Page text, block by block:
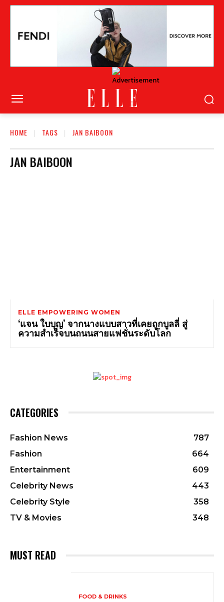
HOME TAGS JAN BAIBOON
JAN BAIBOON
ELLE EMPOWERING WOMEN
‘แจน ใบบุญ’ จากนางแบบสาวที่เคยถูกบูลลี่ สู่
ความสำเร็จบนถนนสายแฟชั่นระดับโลก
CATEGORIES
Fashion News
787
Fashion
664
Entertainment
609
Celebrity News
443
Celebrity Style
358
TV & Movies
348
MUST READ
FOOD & DRINKS